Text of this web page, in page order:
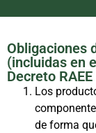
Obligaciones
(incluidas en
Decreto RAEE
Los
de forma